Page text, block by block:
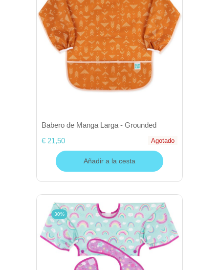
Babero de Manga Larga - Grounded
€ 21,50
Agotado
Añadir a la cesta
30%